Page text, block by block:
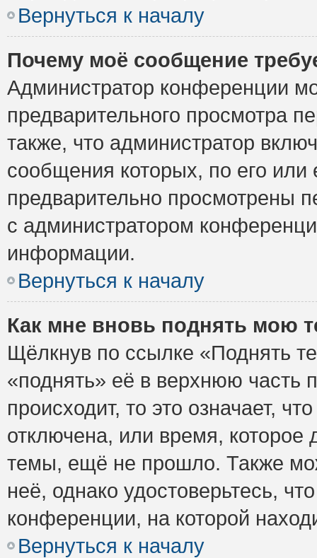
Вернуться к началу
Почему моё сообщение
Администратор конференции
предварительного просмотра
также, что администратор
сообщения которых, по его
предварительно просмотрены
с администратором
информации.
Вернуться к началу
Как мне вновь поднять мою
Щёлкнув по ссылке «Поднять
«поднять» её в верхнюю часть
происходит, то это означает,
отключена, или время, которое
темы, ещё не прошло. Также
неё, однако удостоверьтесь,
конференции, на которой
Вернуться к началу